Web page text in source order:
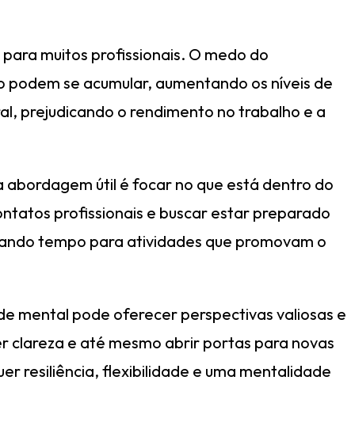
muitos profissionais. O medo do
se acumular, aumentando os níveis de
prejudicando o rendimento no trabalho e a
útil é focar no que está dentro do
profissionais e buscar estar preparado
tempo para atividades que promovam o
mental pode oferecer perspectivas valiosas e
clareza e até mesmo abrir portas para novas
resiliência, flexibilidade e uma mentalidade